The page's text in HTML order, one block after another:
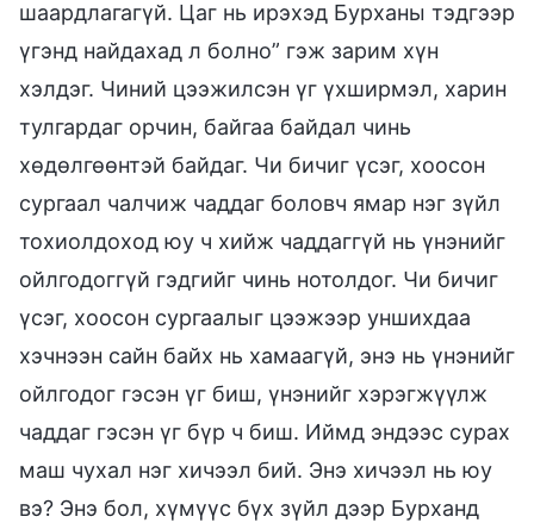
шаардлагагүй. Цаг нь ирэхэд Бурханы тэдгээр
үгэнд найдахад л болно” гэж зарим хүн
хэлдэг. Чиний цээжилсэн үг үхширмэл, харин
тулгардаг орчин, байгаа байдал чинь
хөдөлгөөнтэй байдаг. Чи бичиг үсэг, хоосон
сургаал чалчиж чаддаг боловч ямар нэг зүйл
тохиолдоход юу ч хийж чаддаггүй нь үнэнийг
ойлгодоггүй гэдгийг чинь нотолдог. Чи бичиг
үсэг, хоосон сургаалыг цээжээр уншихдаа
хэчнээн сайн байх нь хамаагүй, энэ нь үнэнийг
ойлгодог гэсэн үг биш, үнэнийг хэрэгжүүлж
чаддаг гэсэн үг бүр ч биш. Иймд эндээс сурах
маш чухал нэг хичээл бий. Энэ хичээл нь юу
вэ? Энэ бол, хүмүүс бүх зүйл дээр Бурханд